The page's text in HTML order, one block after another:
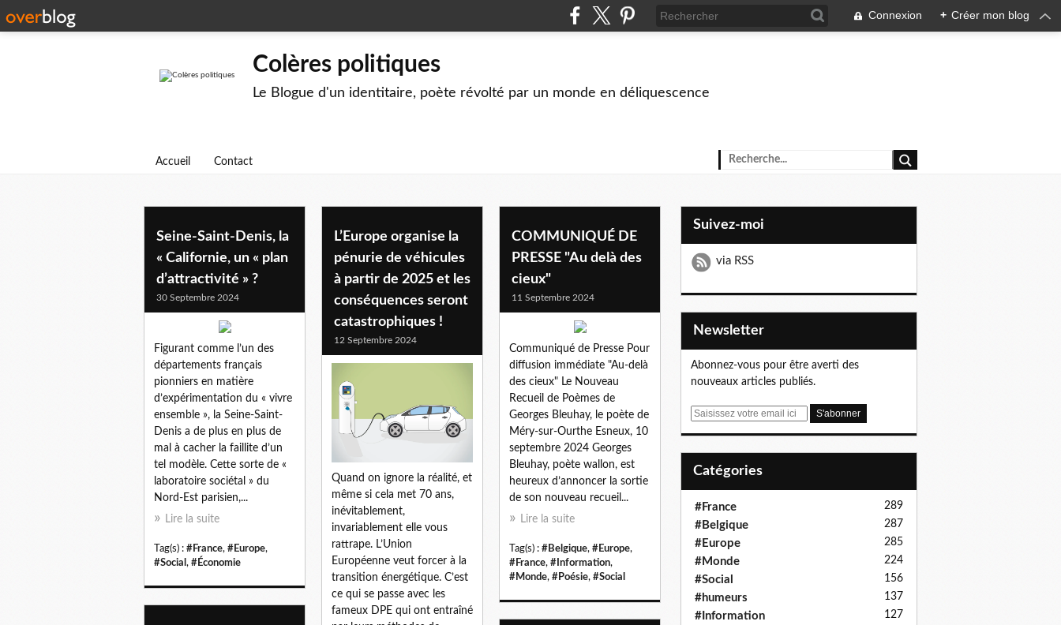
Connexion + Créer mon blog
Colères politiques
Le Blogue d'un identitaire, poète révolté par un monde en déliquescence
Accueil Contact
Seine-Saint-Denis, la
« Californie, un « plan
d’attractivité » ?
30 Septembre 2024
Figurant comme l’un des
départements français
pionniers en matière
d’expérimentation du « vivre
ensemble », la Seine-Saint-
Denis a de plus en plus de
mal à cacher la faillite d’un
tel modèle. Cette sorte de «
laboratoire sociétal » du
Nord-Est parisien,...
Lire la suite
Tag(s) : #France, #Europe,
#Social , #Économie
L’Europe organise la
pénurie de véhicules
à partir de 2025 et les
conséquences seront
catastrophiques !
12 Septembre 2024
Quand on ignore la réalité, et
même si cela met 70 ans,
inévitablement,
invariablement elle vous
rattrape. L’Union
Européenne veut forcer à la
transition énergétique. C’est
ce qui se passe avec les
fameux DPE qui ont entraîné
COMMUNIQUÉ DE
PRESSE "Au delà des
cieux"
11 Septembre 2024
Communiqué de Presse Pour
diffusion immédiate "Au-delà
des cieux" Le Nouveau
Recueil de Poèmes de
Georges Bleuhay, le poète de
Méry-sur-Ourthe Esneux, 10
septembre 2024 Georges
Bleuhay, poète wallon, est
heureux d’annoncer la sortie
de son nouveau recueil...
Lire la suite
Tag(s) : #Belgique, #Europe,
#France, #Information,
#Monde, #Poésie, #Social
Suivez-moi
via RSS
Newsletter
Abonnez-vous pour être averti des
nouveaux articles publiés.
E
Catégories
#France 289
#Belgique 287
#Europe 285
#Monde 224
#Social 156
#humeurs 137
#Information 127